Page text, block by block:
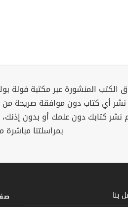
الكتب المنشورة عبر مكتبة فولة
نشر أي كتاب دون موافقة صريحة من
نشر كتابك دون علمك أو بدون
بمراسلتنا مباشرة
بنا